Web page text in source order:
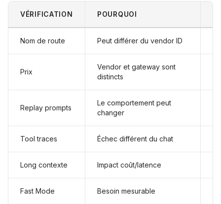
VÉRIFICATION POURQUOI
Nom de route Peut différer du vendor ID
Prix
Vendor et gateway sont
distincts
Replay prompts
Le comportement peut
changer
Tool traces Échec différent du chat
Long contexte Impact coût/latence
Fast Mode Besoin mesurable